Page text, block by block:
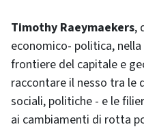
Timothy Raeymaekers,
economico- politica,
frontiere del capitale e
raccontare il nesso tra le
sociali, politiche - e le
ai cambiamenti di rotta